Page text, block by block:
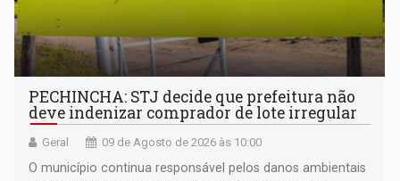
PECHINCHA: STJ decide que prefeitura não
deve indenizar comprador de lote irregular
Geral 09 de Agosto de 2026 às 10:00
O município continua responsável pelos danos ambientais